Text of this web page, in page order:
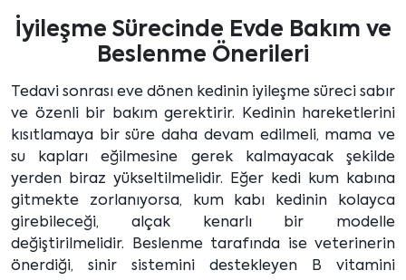
İyileşme Sürecinde Evde Bakım ve
Beslenme Önerileri
Tedavi sonrası eve dönen kedinin iyileşme süreci sabır
ve özenli bir bakım gerektirir. Kedinin hareketlerini
kısıtlamaya bir süre daha devam edilmeli, mama ve
su kapları eğilmesine gerek kalmayacak şekilde
yerden biraz yükseltilmelidir. Eğer kedi kum kabına
gitmekte zorlanıyorsa, kum kabı kedinin kolayca
girebileceği, alçak kenarlı bir modelle
değiştirilmelidir. Beslenme tarafında ise veterinerin
önerdiği, sinir sistemini destekleyen B vitamini